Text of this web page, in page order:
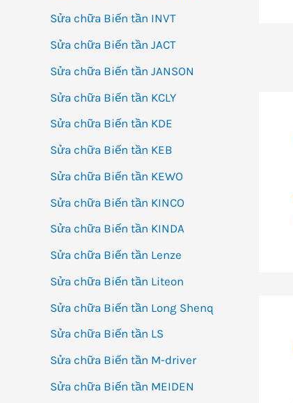
Sửa chữa Biến tần INVT
Sửa chữa Biến tần JACT
Sửa chữa Biến tần JANSON
Sửa chữa Biến tần KCLY
Sửa chữa Biến tần KDE
Sửa chữa Biến tần KEB
Sửa chữa Biến tần KEWO
Sửa chữa Biến tần KINCO
Sửa chữa Biến tần KINDA
Sửa chữa Biến tần Lenze
Sửa chữa Biến tần Liteon
Sửa chữa Biến tần Long Shenq
Sửa chữa Biến tần LS
Sửa chữa Biến tần M-driver
Sửa chữa Biến tần MEIDEN